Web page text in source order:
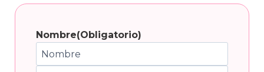
Nombre(Obligatorio)